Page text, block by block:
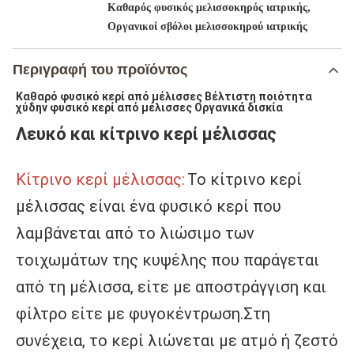
Καθαρός φυσικός μελισσοκηρός ιατρικής,
Οργανικοί σβόλοι μελισσοκηρού ιατρικής
Περιγραφή του προϊόντος
Καθαρό φυσικό κερί από μέλισσες Βέλτιστη ποιότητα
χύδην φυσικό κερί από μέλισσες Οργανικά δισκία
Λευκό και κίτρινο κερί μέλισσας
Κίτρινο κερί μέλισσας: Το κίτρινο κερί
μέλισσας είναι ένα φυσικό κερί που
λαμβάνεται από το λιώσιμο των
τοιχωμάτων της κυψέλης που παράγεται
από τη μέλισσα, είτε με αποστράγγιση και
φίλτρο είτε με φυγοκέντρωση.Στη
συνέχεια, το κερί λιώνεται με ατμό ή ζεστό